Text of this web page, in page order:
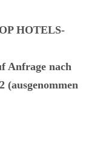
HOTELS-
Anfrage nach
(ausgenommen